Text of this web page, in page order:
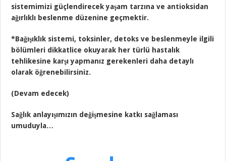
sistemimizi güçlendirecek yaşam tarzına ve antioksidan
ağırlıklı beslenme düzenine geçmektir.
*Bağışıklık sistemi, toksinler, detoks ve beslenmeyle ilgili
bölümleri dikkatlice okuyarak her türlü hastalık
tehlikesine karşı yapmanız gerekenleri daha detaylı
olarak öğrenebilirsiniz.
(Devam edecek)
Sağlık anlayışımızın değişmesine katkı sağlaması
umuduyla…